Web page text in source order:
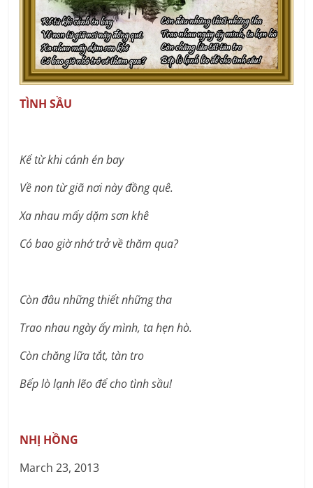
TÌNH SẦU
Kể từ khi cánh én bay
Về non từ giã nơi này đồng quê.
Xa nhau mấy dặm sơn khê
Có bao giờ nhớ trở về thăm qua?
Còn đâu những thiết những tha
Trao nhau ngày ấy mình, ta hẹn hò.
Còn chăng lữa tắt, tàn tro
Bếp lò lạnh lẽo để cho tình sầu!
NHỊ HỒNG
March 23, 2013